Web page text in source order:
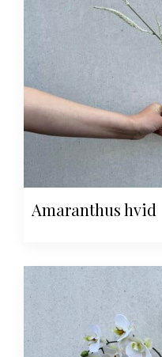
Amaranthus hvid